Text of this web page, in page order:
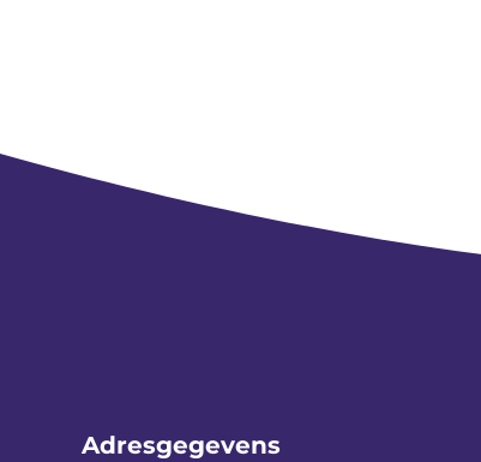
Adresgegevens